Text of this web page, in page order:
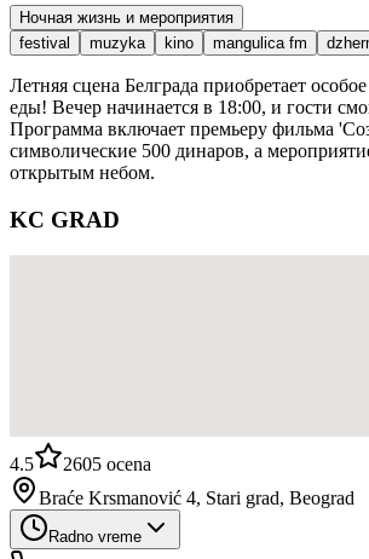
Ночная жизнь и мероприятия
festival
muzyka kino mangulica fm
Летняя сцена Белграда приобретает
еды! Вечер начинается в 18:00, и гости
Программа включает премьеру фильма
символические 500 динаров, а
открытым небом.
KC GRAD
4.5 2605 ocena
Braće Krsmanović 4, Stari grad, Beograd
Radno vreme